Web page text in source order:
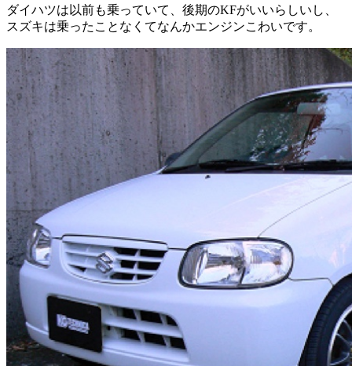
ダイハツは以前も乗っていて、後期のKFがいいらしいし、
スズキは乗ったことなくてなんかエンジンこわいです。